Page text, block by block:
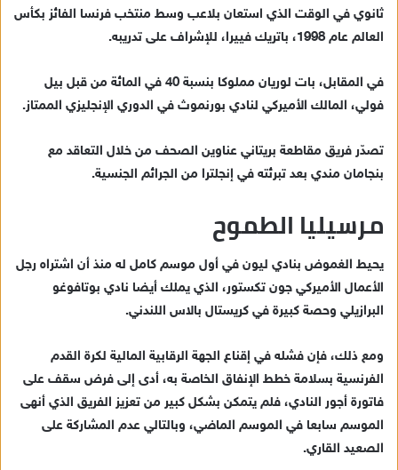
ثانوي في الوقت الذي استعان بلاعب وسط منتخب فرنسا الفائز بكأس
العالم عام 1998، باتريك فييرا، للإشراف على تدريبه.
في المقابل، بات لوريان مملوكا بنسبة 40 في المائة من قبل بيل
فولي، المالك الأميركي لنادي بورنموث في الدوري الإنجليزي الممتاز.
تصدّر فريق مقاطعة بريتاني عناوين الصحف من خلال التعاقد مع
بنجامان مندي بعد تبرئته في إنجلترا من الجرائم الجنسية.
مرسيليا الطموح
يحيط الغموض بنادي ليون في أول موسم كامل له منذ أن اشتراه رجل
الأعمال الأميركي جون تكستور، الذي يملك أيضا نادي بوتافوغو
البرازيلي وحصة كبيرة في كريستال بالاس اللندني.
ومع ذلك، فإن فشله في إقناع الجهة الرقابية المالية لكرة القدم
الفرنسية بسلامة خطط الإنفاق الخاصة به، أدى إلى فرض سقف على
فاتورة أجور النادي، فلم يتمكن بشكل كبير من تعزيز الفريق الذي أنهى
الموسم سابعا في الموسم الماضي، وبالتالي عدم المشاركة على
الصعيد القاري.